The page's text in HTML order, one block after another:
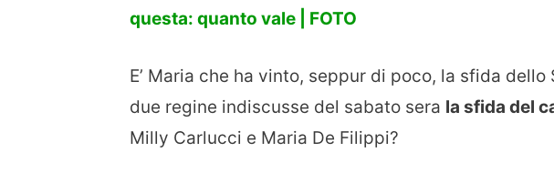
questa: quanto vale | FOTO
E’ Maria che ha vinto, seppur di poco, la sfida
due regine indiscusse del sabato sera la sfida del
Milly Carlucci e Maria De Filippi?